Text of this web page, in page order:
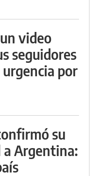
video
seguidores
por
su
Argentina: